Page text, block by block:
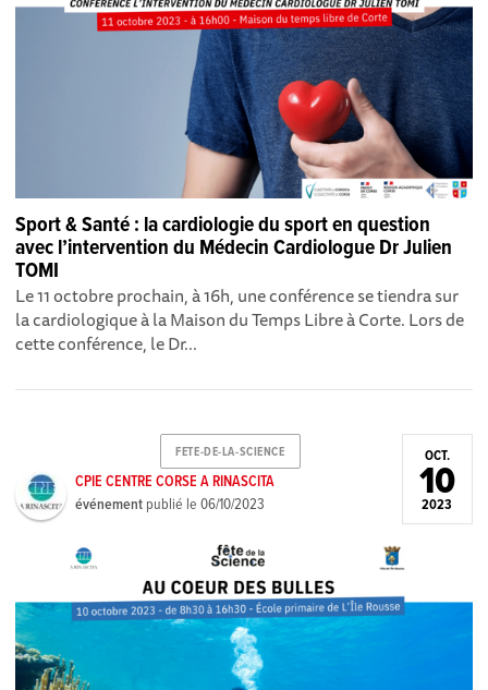
Sport & Santé : la cardiologie du sport en question
avec l’intervention du Médecin Cardiologue Dr Julien
TOMI
Le 11 octobre prochain, à 16h, une conférence se tiendra sur
la cardiologique à la Maison du Temps Libre à Corte. Lors de
cette conférence, le Dr...
FETE-DE-LA-SCIENCE
CPIE CENTRE CORSE A RINASCITA
événement publié le06/10/2023
OCT.
10
2023